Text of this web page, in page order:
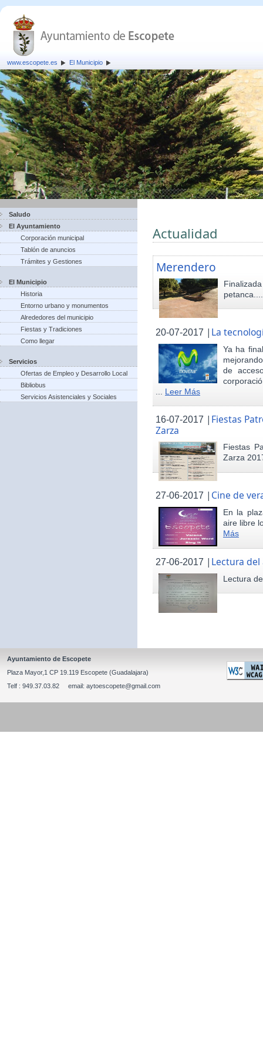
www.escopete.es El Municipio
Saludo
El Ayuntamiento
Corporación municipal
Tablón de anuncios
Trámites y Gestiones
El Municipio
Historia
Entorno urbano y monumentos
Alrededores del municipio
Fiestas y Tradiciones
Como llegar
Servicios
Ofertas de Empleo y Desarrollo Local
Bibliobus
Servicios Asistenciales y Sociales
Actualidad
Merendero
20-07-2017 | La
Ya ha
de
Leer Más
16-07-2017 | Fiestas
Zarza
Fiestas
Zarza
27-06-2017 | Cine de
En la
aire libre
Más
27-06-2017 | Lectura del
Lectura
Ayuntamiento de Escopete
Plaza Mayor,1 CP 19.119 Escopete (Guadalajara)
Telf : 949.37.03.82 email: aytoescopete@gmail.com